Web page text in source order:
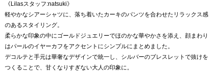
《Lilasスタッフ:natsuki》
軽やかなシアーシャツに、落ち着いたカーキのパンツを合わせたリラックス感
のあるスタイリング。
柔らかな印象の中にゴールドジュエリーでほのかな華やかさを添え、顔まわり
はパールのイヤーカフをアクセントにシンプルにまとめました。
デコルテと手元は華奢なデザインで統一し、シルバーのブレスレットで抜けを
つくることで、甘くなりすぎない大人の印象に。